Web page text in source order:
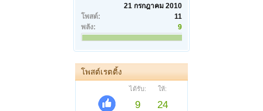
21 กรกฎาคม 2010
โพสต์:
11
พลัง:
9
โพสต์เรตติ้ง
ได้รับ: ให้:
9
24